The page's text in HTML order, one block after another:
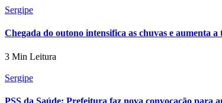
Sergipe
Chegada do outono intensifica as chuvas e aumenta a
3 Min Leitura
Sergipe
PSS da Saúde: Prefeitura faz nova convocação para